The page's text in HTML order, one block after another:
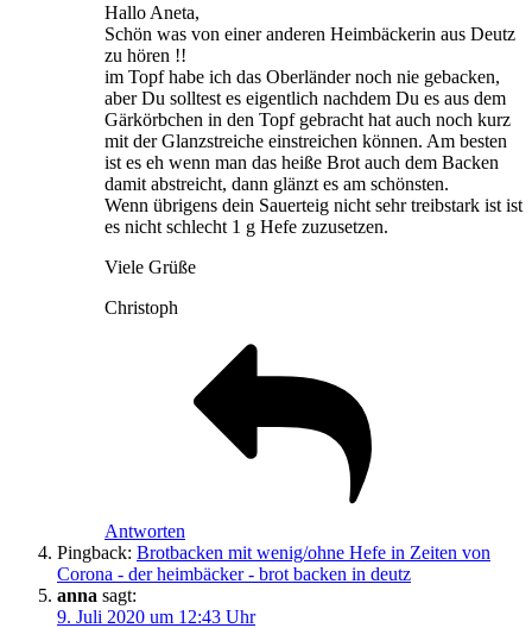
Hallo Aneta,
Schön was von einer anderen Heimbäckerin aus Deutz
zu hören !!
im Topf habe ich das Oberländer noch nie gebacken,
aber Du solltest es eigentlich nachdem Du es aus dem
Gärkörbchen in den Topf gebracht hat auch noch kurz
mit der Glanzstreiche einstreichen können. Am besten
ist es eh wenn man das heiße Brot auch dem Backen
damit abstreicht, dann glänzt es am schönsten.
Wenn übrigens dein Sauerteig nicht sehr treibstark ist ist
es nicht schlecht 1 g Hefe zuzusetzen.
Viele Grüße
Christoph
Antworten
Pingback: Brotbacken mit wenig/ohne Hefe in Zeiten von
Corona - der heimbäcker - brot backen in deutz
anna sagt:
9. Juli 2020 um 12:43 Uhr